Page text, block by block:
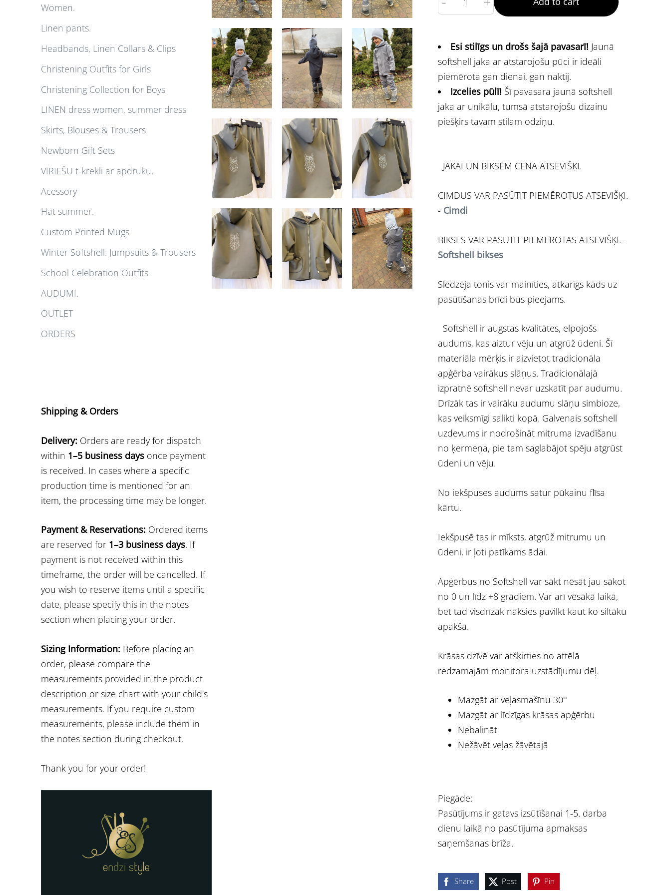
Women.
Linen pants.
Headbands, Linen Collars & Clips
Christening Outfits for Girls
Christening Collection for Boys
LINEN dress women, summer dress
Skirts, Blouses & Trousers
Newborn Gift Sets
VĪRIEŠU t-krekli ar apdruku.
Acessory
Hat summer.
Custom Printed Mugs
Winter Softshell: Jumpsuits & Trousers
School Celebration Outfits
AUDUMI.
OUTLET
ORDERS
Shipping & Orders
Delivery: Orders are ready for dispatch
within 1–5 business days once payment
is received. In cases where a specific
production time is mentioned for an
item, the processing time may be longer.
Payment & Reservations: Ordered items
are reserved for 1–3 business days. If
payment is not received within this
timeframe, the order will be cancelled. If
you wish to reserve items until a specific
date, please specify this in the notes
section when placing your order.
Sizing Information: Before placing an
order, please compare the
measurements provided in the product
description or size chart with your child's
measurements. If you require custom
measurements, please include them in
the notes section during checkout.
Thank you for your order!
Esi stilīgs un drošs šajā pavasarī!Jaunā
softshell jaka ar atstarojošu pūci ir ideāli
piemērota gan dienai, gan naktij.
Izcelies pūlī!Šī pavasara jaunā softshell
jaka ar unikālu, tumsā atstarojošu dizainu
piešķirs tavam stilam odziņu.
JAKAI UN BIKSĒM CENA ATSEVIŠĶI.
CIMDUS VAR PASŪTIT PIEMĒROTUS ATSEVIŠĶI.
- Cimdi
BIKSES VAR PASŪTĪT PIEMĒROTAS ATSEVIŠĶI. -
Softshell bikses
Slēdzēja tonis var mainīties, atkarīgs kāds uz
pasūtīšanas brīdi būs pieejams.
Softshell ir augstas kvalitātes, elpojošs
audums, kas aiztur vēju un atgrūž ūdeni. Šī
materiāla mērķis ir aizvietot tradicionāla
apģērba vairākus slāņus. Tradicionālajā
izpratnē softshell nevar uzskatīt par audumu.
Drīzāk tas ir vairāku audumu slāņu simbioze,
kas veiksmīgi salikti kopā. Galvenais softshell
uzdevums ir nodrošināt mitruma izvadīšanu
no ķermeņa, pie tam saglabājot spēju atgrūst
ūdeni un vēju.
No iekšpuses audums satur pūkainu flīsa
kārtu.
Iekšpusē tas ir mīksts, atgrūž mitrumu un
ūdeni, ir ļoti patīkams ādai.
Apģērbus no Softshell var sākt nēsāt jau sākot
no 0 un līdz +8 grādiem. Var arī vēsākā laikā,
bet tad visdrīzāk nāksies pavilkt kaut ko siltāku
apakšā.
Krāsas dzīvē var atšķirties no attēlā
redzamajām monitora uzstādījumu dēļ.
Mazgāt ar veļasmašīnu 30°
Mazgāt ar līdzīgas krāsas apģērbu
Nebalināt
Nežāvēt veļas žāvētajā
Piegāde:
Pasūtījums ir gatavs izsūtīšanai 1-5. darba
dienu laikā no pasūtījuma apmaksas
saņemšanas brīža.
Share Post Pin